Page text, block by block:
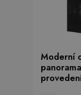
Moderní